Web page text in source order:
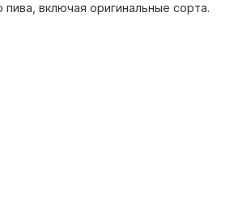
включая оригинальные сорта.
атмосфера.